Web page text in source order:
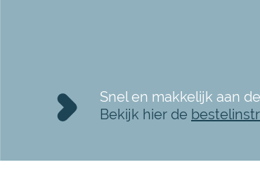
Snel en makkelijk aan
Bekijk hier de